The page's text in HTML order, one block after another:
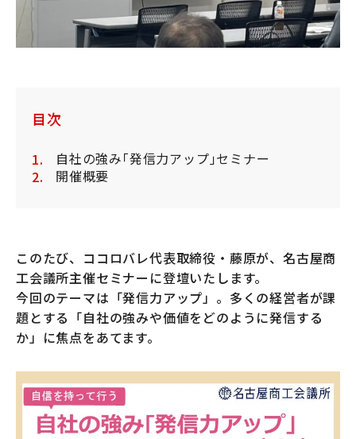
目次
自社の強み｢発信力アップ｣セミナー
開催概要
このたび、ココロバレ代表取締役・藤原が、名古屋商
工会議所主催セミナーに登壇いたします。
今回のテーマは「発信力アップ」。多くの経営者が課
題とする「自社の強みや価値をどのように発信する
か」に焦点をあてます。